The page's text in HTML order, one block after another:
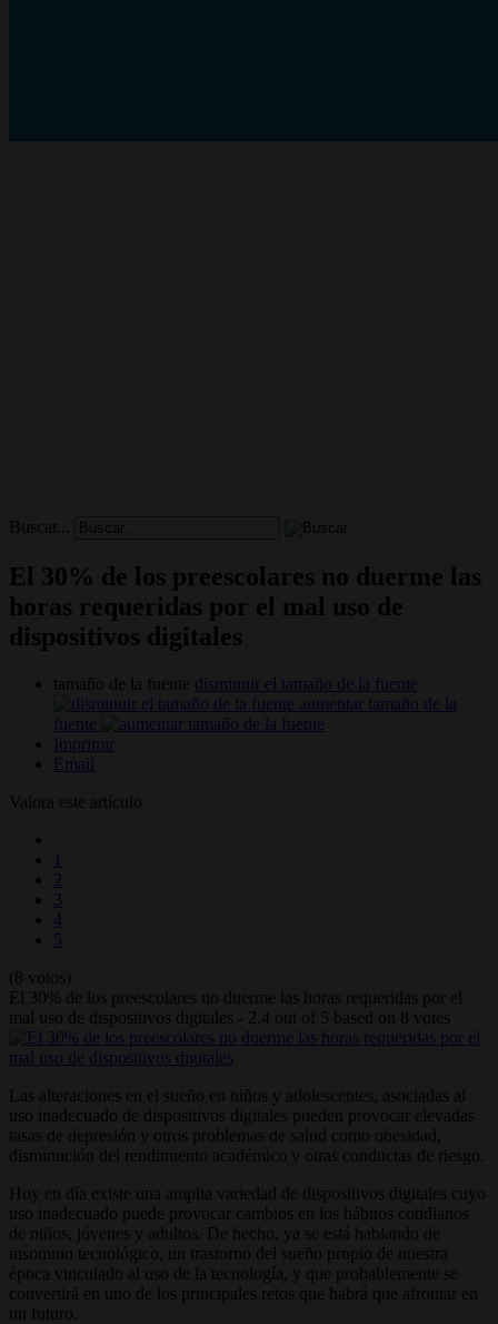
Buscar...
El 30% de los preescolares no duerme las
horas requeridas por el mal uso de
dispositivos digitales
tamaño de la fuente disminuir el tamaño de la fuente
aumentar tamaño de la
fuente
Imprimir
Email
Valora este artículo
1
2
3
4
5
(8 votos)
El 30% de los preescolares no duerme las horas requeridas por el
mal uso de dispositivos digitales - 2.4 out of 5 based on 8 votes
Las alteraciones en el sueño en niños y adolescentes, asociadas al
uso inadecuado de dispositivos digitales pueden provocar elevadas
tasas de depresión y otros problemas de salud como obesidad,
disminución del rendimiento académico y otras conductas de riesgo.
Hoy en día existe una amplia variedad de dispositivos digitales cuyo
uso inadecuado puede provocar cambios en los hábitos cotidianos
de niños, jóvenes y adultos. De hecho, ya se está hablando de
insomnio tecnológico, un trastorno del sueño propio de nuestra
época vinculado al uso de la tecnología, y que probablemente se
convertirá en uno de los principales retos que habrá que afrontar en
un futuro.